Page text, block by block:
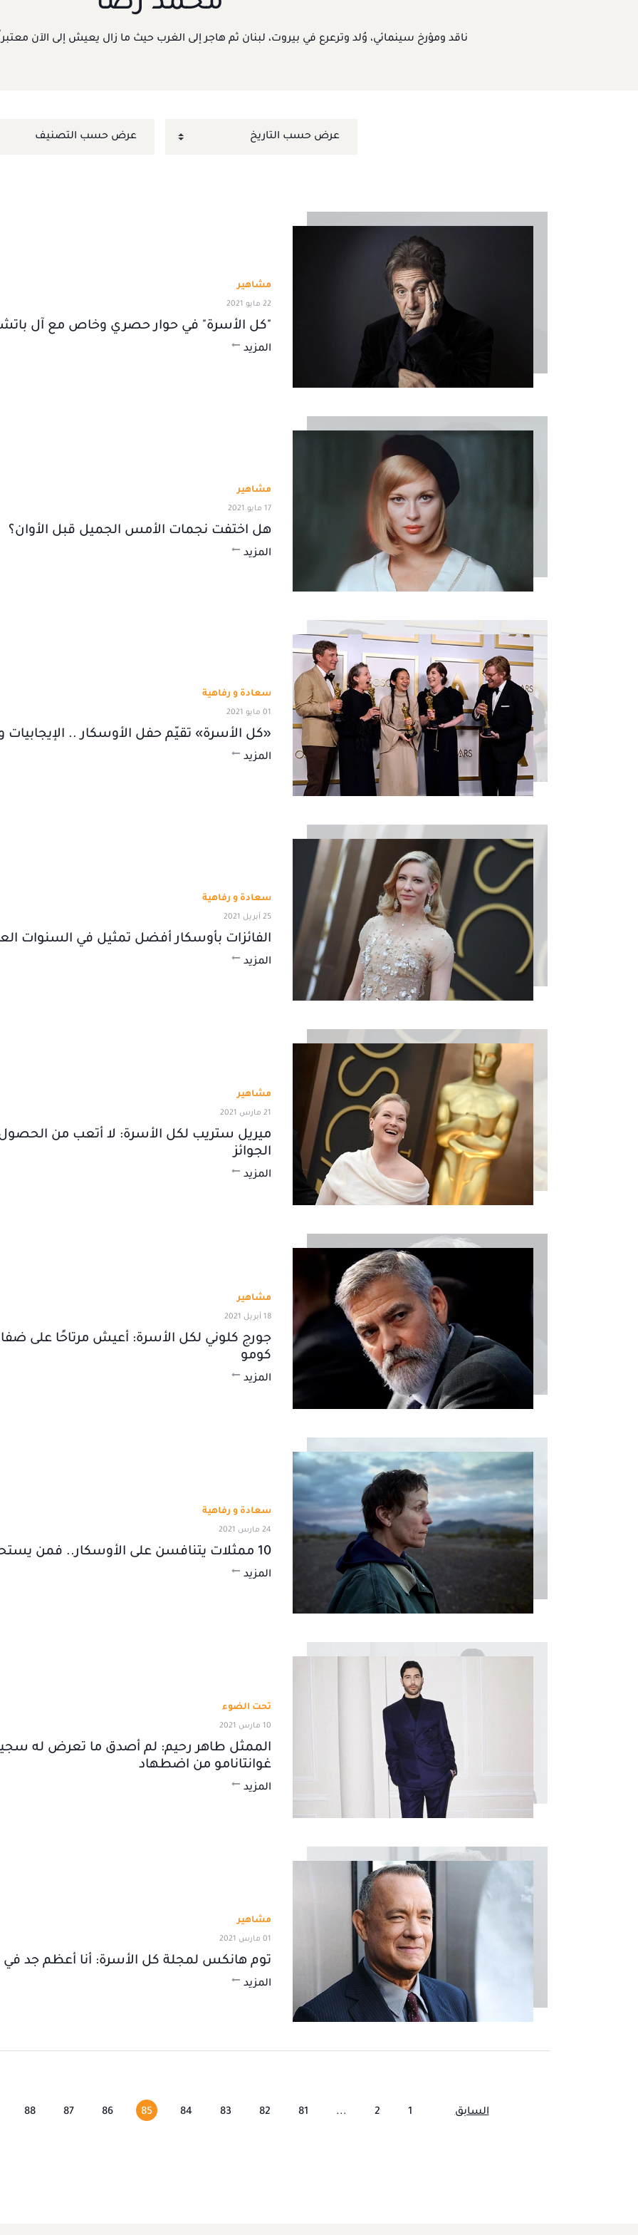
ناقد ومؤرخ سينمائي، وُلد وترعرع في بيروت، لبنان ثم هاجر إلى الغرب حيث ما زال يعيش إلى الآن
مشاهير
22 مايو 2021
"كل الأسرة" في حوار حصري وخاص مع آل
المزيد
مشاهير
17 مايو 2021
هل اختفت نجمات الأمس الجميل قبل الأوان؟
المزيد
سعادة و رفاهية
01 مايو 2021
«كل الأسرة» تقيّم حفل الأوسكار .. الإيجابيات
المزيد
سعادة و رفاهية
25 أبريل 2021
الفائزات بأوسكار أفضل تمثيل في السنوات
المزيد
مشاهير
21 مارس 2021
ميريل ستريب لكل الأسرة: لا أتعب من
الجوائز
المزيد
مشاهير
18 أبريل 2021
جورج كلوني لكل الأسرة: أعيش مرتاحًا على
كومو
المزيد
سعادة و رفاهية
24 مارس 2021
10 ممثلات يتنافسن على الأوسكار.. فمن يستحق؟
المزيد
تحت الضوء
10 مارس 2021
الممثل طاهر رحيم: لم أصدق ما تعرض له
غوانتانامو من اضطهاد
المزيد
مشاهير
01 مارس 2021
توم هانكس لمجلة كل الأسرة: أنا أعظم جد في
المزيد
السابق 1
2
...
81
82
83
84
85
86
87
88